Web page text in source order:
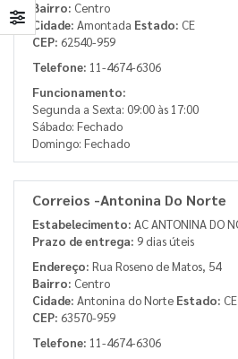
Bairro: Centro
Cidade: Amontada Estado: CE
CEP: 62540-959
Telefone: 11-4674-6306
Funcionamento:
Segunda a Sexta: 09:00 às 17:00
Sábado: Fechado
Domingo: Fechado
Correios -Antonina Do Norte
Estabelecimento: AC ANTONINA DO
Prazo de entrega: 9 dias úteis
Endereço: Rua Roseno de Matos, 54
Bairro: Centro
Cidade: Antonina do Norte Estado: CE
CEP: 63570-959
Telefone: 11-4674-6306